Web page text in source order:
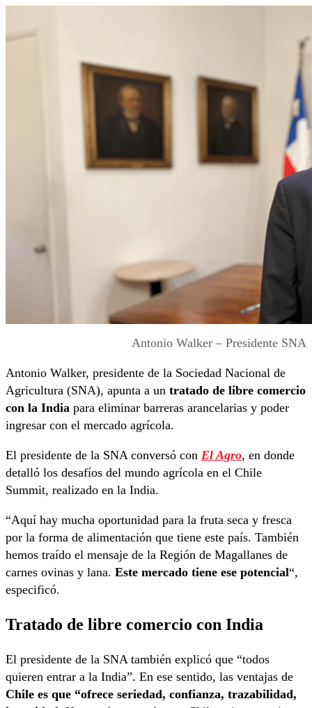
Antonio Walker – Presidente SNA
Antonio Walker, presidente de la Sociedad Nacional de
Agricultura (SNA), apunta a un tratado de libre comercio
con la India para eliminar barreras arancelarias y poder
ingresar con el mercado agrícola.
El presidente de la SNA conversó con El Agro, en donde
detalló los desafíos del mundo agrícola en el Chile
Summit, realizado en la India.
“Aquí hay mucha oportunidad para la fruta seca y fresca
por la forma de alimentación que tiene este país. También
hemos traído el mensaje de la Región de Magallanes de
carnes ovinas y lana. Este mercado tiene ese potencial“,
especificó.
Tratado de libre comercio con India
El presidente de la SNA también explicó que “todos
quieren entrar a la India”. En ese sentido, las ventajas de
Chile es que “ofrece seriedad, confianza, trazabilidad,